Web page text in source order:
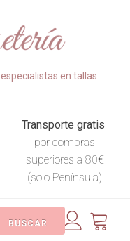
en tallas
Transporte gratis
por compras
superiores a 80€
(solo Península)
BUSCAR